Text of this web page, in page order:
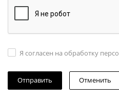
Я согласен на обработку
Отменить